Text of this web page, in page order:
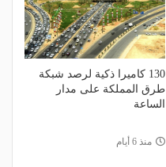
130 كاميرا ذكية لرصد شبكة
طرق المملكة على مدار
الساعة
منذ 6 أيام